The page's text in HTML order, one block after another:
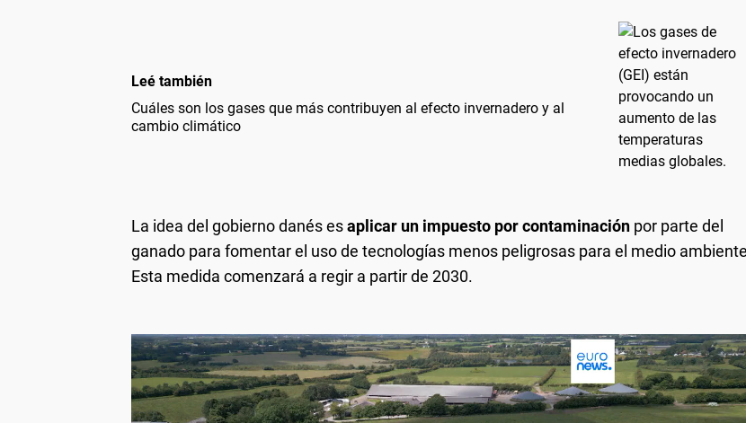
Leé también
Cuáles son los gases que más contribuyen al efecto invernadero y al
cambio climático
La idea del gobierno danés esaplicar un impuesto por contaminación por parte del
ganado para fomentar el uso de tecnologías menos peligrosas para el medio
Esta medida comenzará a regir a partir de 2030.